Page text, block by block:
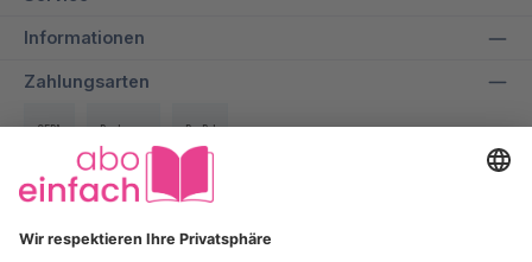
Informationen
Zahlungsarten
SEPA Rechnung PayPal
Über uns
Wir bei aboeinfach geben alles dafür, dir ein entspanntes und